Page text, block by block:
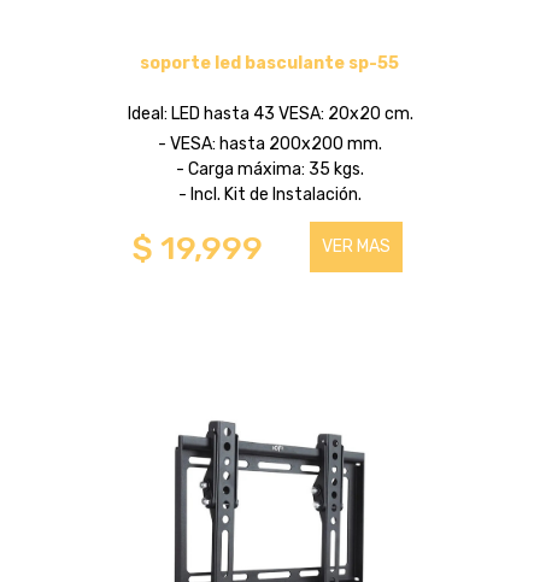
soporte led basculante sp-55
Ideal: LED hasta 43 VESA: 20x20 cm.
- VESA: hasta 200x200 mm.
- Carga máxima: 35 kgs.
- Incl. Kit de Instalación.
$ 19,999 VER MAS